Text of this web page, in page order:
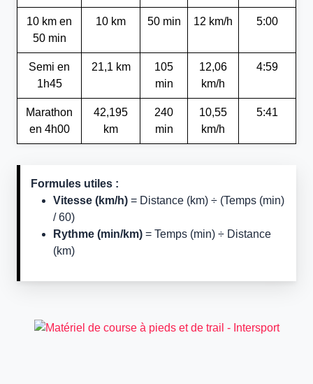
10 km en
50 min
10 km 50 min 12 km/h 5:00
Semi en
1h45
21,1 km
105
min
12,06
km/h
4:59
Marathon
en 4h00
42,195
km
240
min
10,55
km/h
5:41
Formules utiles :
Vitesse (km/h) = Distance (km) ÷ (Temps (min)
/ 60)
Rythme (min/km) = Temps (min) ÷ Distance
(km)